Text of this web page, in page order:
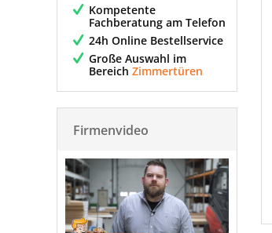
Kompetente
Fachberatung am Telefon
24h Online Bestellservice
Große Auswahl im
Bereich Zimmertüren
Firmenvideo